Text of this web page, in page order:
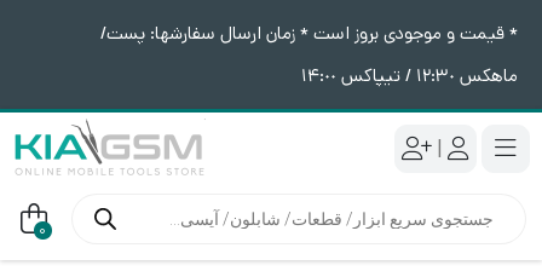
* قیمت و موجودی بروز است * زمان ارسال سفارشها: پست/
ماهکس ١٢:٣٠ / تیپاکس ١۴:٠٠
|
محصولات 0